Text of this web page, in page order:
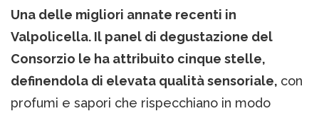
Una delle migliori annate recenti in
Valpolicella. Il panel di degustazione del
Consorzio le ha attribuito cinque stelle,
definendola di elevata qualità sensoriale, con
profumi e sapori che rispecchiano in modo